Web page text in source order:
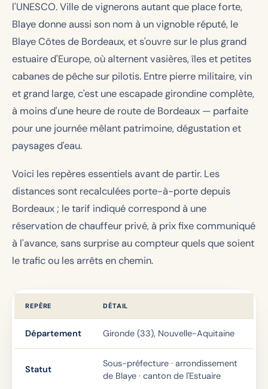
l'UNESCO. Ville de vignerons autant que place forte,
Blaye donne aussi son nom à un vignoble réputé, le
Blaye Côtes de Bordeaux, et s'ouvre sur le plus grand
estuaire d'Europe, où alternent vasières, îles et petites
cabanes de pêche sur pilotis. Entre pierre militaire, vin
et grand large, c'est une escapade girondine complète,
à moins d'une heure de route de Bordeaux — parfaite
pour une journée mêlant patrimoine, dégustation et
paysages d'eau.
Voici les repères essentiels avant de partir. Les
distances sont recalculées porte-à-porte depuis
Bordeaux ; le tarif indiqué correspond à une
réservation de chauffeur privé, à prix fixe communiqué
à l'avance, sans surprise au compteur quels que soient
le trafic ou les arrêts en chemin.
REPÈRE DÉTAIL
Département Gironde (33), Nouvelle-Aquitaine
Statut
Sous-préfecture · arrondissement
de Blaye · canton de l'Estuaire